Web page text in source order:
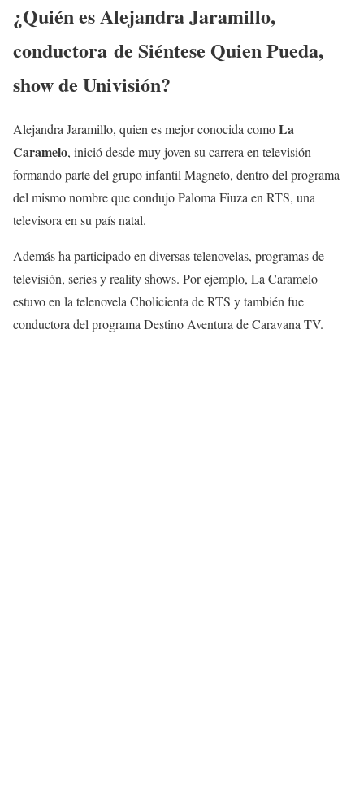
¿Quién esAlejandra Jaramillo,
conductora de Siéntese Quien Pueda,
show de Univisión?
Alejandra Jaramillo, quien es mejor conocida comoLa
Caramelo, inició desde muy joven su carrera en televisión
formando parte del grupo infantil Magneto, dentro del programa
del mismo nombre que condujo Paloma Fiuza en RTS, una
televisora en su país natal.
Además ha participado en diversas telenovelas, programas de
televisión, series y reality shows. Por ejemplo, La Caramelo
estuvo en la telenovela Cholicienta de RTS y también fue
conductora del programa Destino Aventura de Caravana TV.